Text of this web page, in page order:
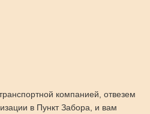
компанией, отвезем
в Пункт Забора, и вам